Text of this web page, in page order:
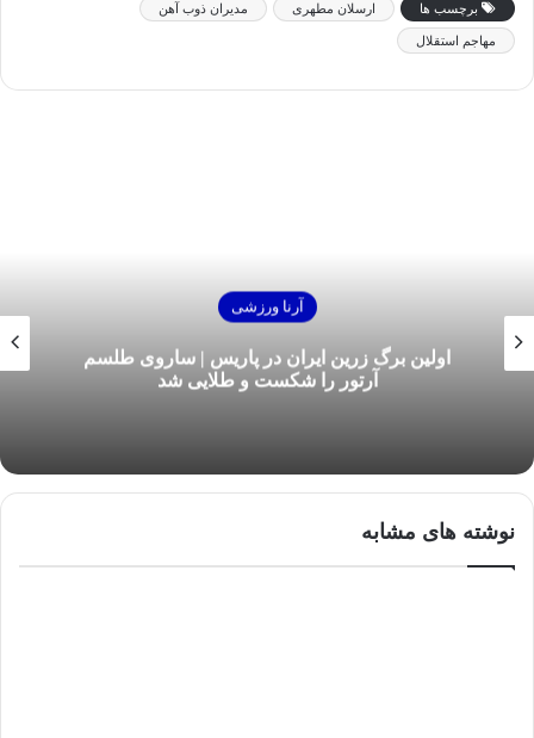
برچسب ها ارسلان مطهری مدیران ذوب آهن
مهاجم استقلال
آرنا ورزشی
اولین برگ زرین ایران در پاریس | ساروی طلسم
آرتور را شکست و طلایی شد
نوشته های مشابه